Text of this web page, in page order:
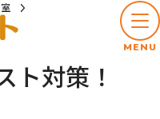
MENU
ト対策！